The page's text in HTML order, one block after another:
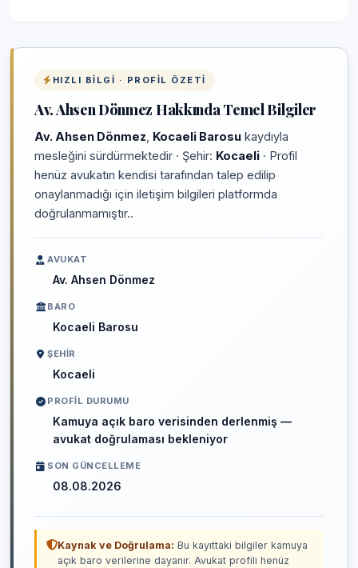
HIZLI BILGI · PROFIL ÖZETI
Av. Ahsen Dönmez Hakkında Temel Bilgiler
Av. Ahsen Dönmez Kocaeli Barosu kaydıyla
mesleğini sürdürmektedir · Şehir: Kocaeli · Profil
henüz avukatın kendisi tarafından talep edilip
onaylanmadığı için iletişim bilgileri platformda
doğrulanmamıştır..
AVUKAT
Av. Ahsen Dönmez
BARO
Kocaeli Barosu
ŞEHIR
Kocaeli
PROFIL DURUMU
Kamuya açık baro verisinden derlenmiş —
avukat doğrulaması bekleniyor
SON GÜNCELLEME
08.08.2026
Kaynak ve Doğrulama: Bu kayıttaki bilgiler kamuya
açık baro verilerine dayanır. Avukat profili henüz